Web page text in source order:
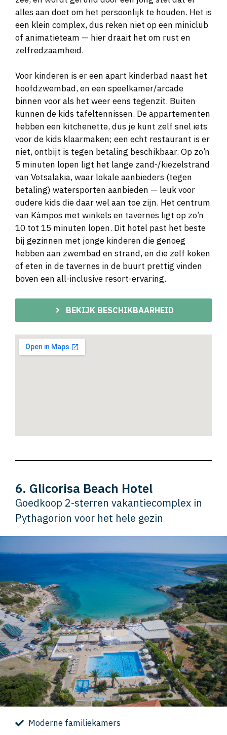
alles aan doet om het persoonlijk te houden. Het is
een klein complex, dus reken niet op een miniclub
of animatieteam — hier draait het om rust en
zelfredzaamheid.
Voor kinderen is er een apart kinderbad naast het
hoofdzwembad, en een speelkamer/arcade
binnen voor als het weer eens tegenzit. Buiten
kunnen de kids tafeltennissen. De appartementen
hebben een kitchenette, dus je kunt zelf snel iets
voor de kids klaarmaken; een echt restaurant is er
niet, ontbijt is tegen betaling beschikbaar. Op zo’n
5 minuten lopen ligt het lange zand-/kiezelstrand
van Votsalakia, waar lokale aanbieders (tegen
betaling) watersporten aanbieden — leuk voor
oudere kids die daar wel aan toe zijn. Het centrum
van Kámpos met winkels en tavernes ligt op zo’n
10 tot 15 minuten lopen. Dit hotel past het beste
bij gezinnen met jonge kinderen die genoeg
hebben aan zwembad en strand, en die zelf koken
of eten in de tavernes in de buurt prettig vinden
boven een all-inclusive resort-ervaring.
BEKIJK BESCHIKBAARHEID
6. Glicorisa Beach Hotel
Goedkoop 2-sterren vakantiecomplex in
Pythagorion voor het hele gezin
Moderne familiekamers